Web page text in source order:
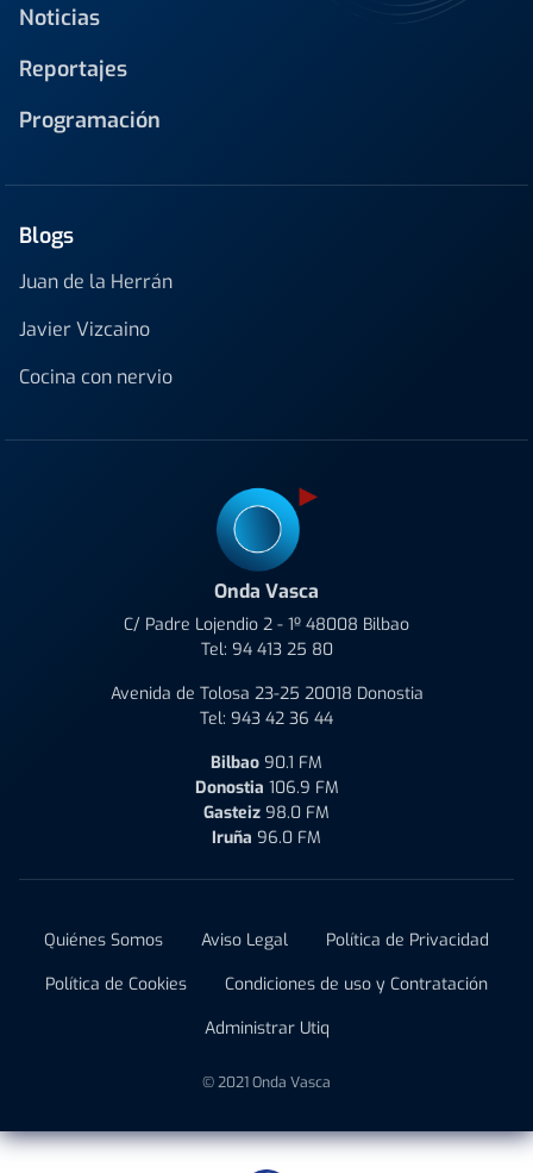
Noticias
Reportajes
Programación
Blogs
Juan de la Herrán
Javier Vizcaino
Cocina con nervio
Onda Vasca
C/ Padre Lojendio 2 - 1º 48008 Bilbao
Tel: 94 413 25 80
Avenida de Tolosa 23-25 20018 Donostia
Tel: 943 42 36 44
Bilbao 90.1 FM
Donostia 106.9 FM
Gasteiz 98.0 FM
Iruña 96.0 FM
Quiénes Somos Aviso Legal
Política de Privacidad
Política de Cookies
Condiciones de uso y Contratación
Administrar Utiq
© 2021 Onda Vasca